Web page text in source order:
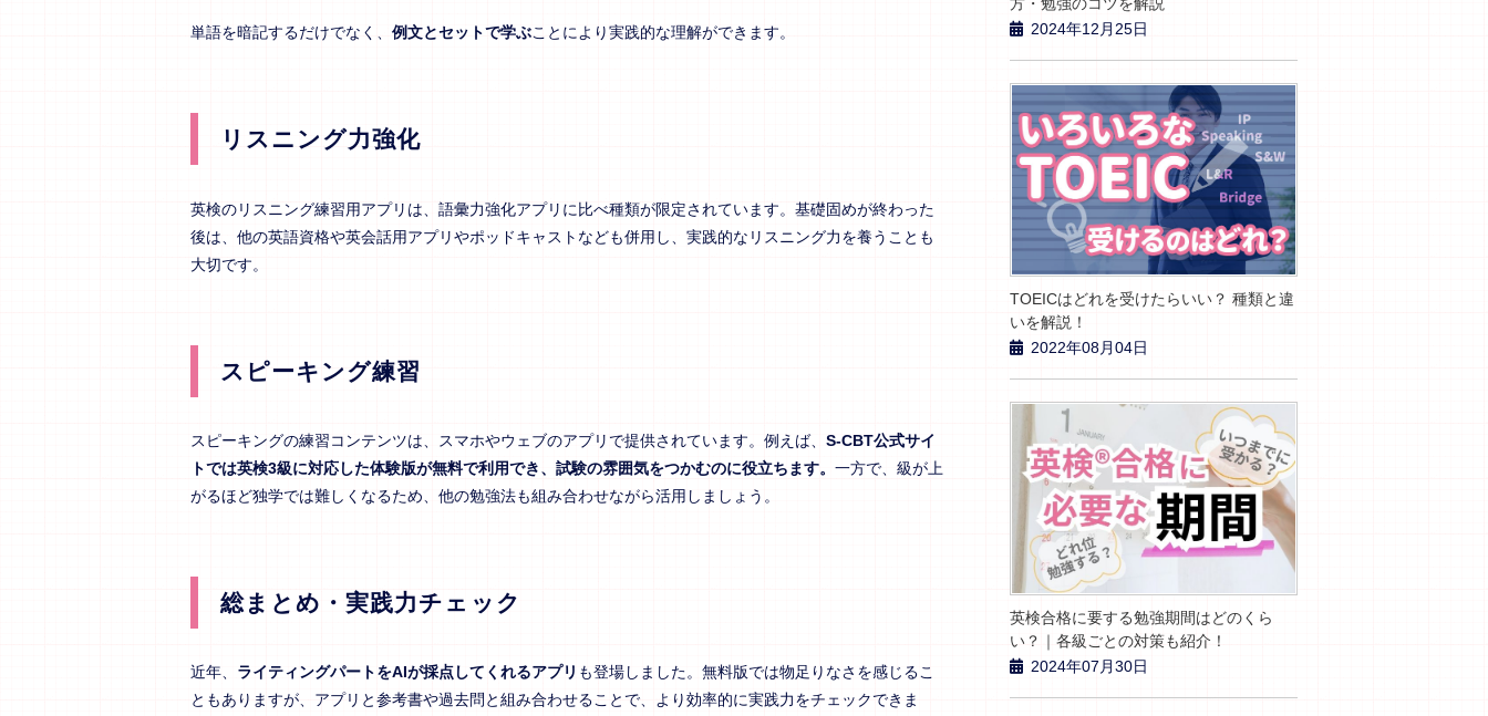
単語を暗記するだけでなく、 例文とセットで学ぶことにより実践的な理解ができます。
リスニング力強化
英検のリスニング練習用アプリは、語彙力強化アプリに比べ種類が限定されています。基礎固めが終わった
後は、他の英語資格や英会話用アプリやポッドキャストなども併用し、実践的なリスニング力を養うことも
大切です。
スピーキング練習
スピーキングの練習コンテンツは、スマホやウェブのアプリで提供されています。例えば、 S-CBT公式サイ
トでは英検3級に対応した体験版が無料で利用でき、試験の雰囲気をつかむのに役立ちます。 一方で、級が上
がるほど独学では難しくなるため、他の勉強法も組み合わせながら活用しましょう。
総まとめ・実践力チェック
近年、 ライティングパートをAIが採点してくれるアプリ も登場しました。無料版では物足りなさを感じるこ
ともありますが、アプリと参考書や過去問と組み合わせることで、より効率的に実践力をチェックできま
方・勉強のコツを解説
2024年12月25日
TOEICはどれを受けたらいい？ 種類と違
いを解説！
2022年08月04日
英検合格に要する勉強期間はどのくら
い？｜各級ごとの対策も紹介！
2024年07月30日